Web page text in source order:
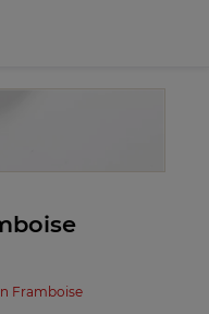
en ligne
Framboise